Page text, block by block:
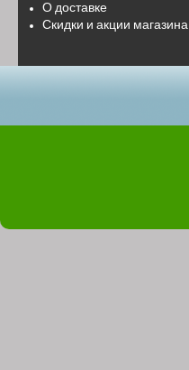
О доставке
Скидки и акции магазина